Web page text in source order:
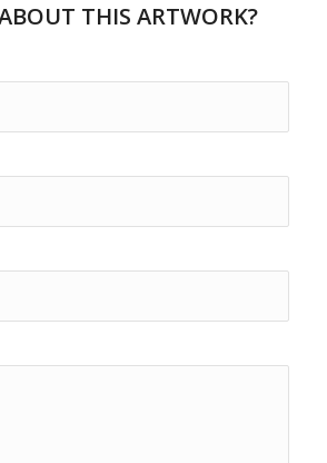
THIS ARTWORK?